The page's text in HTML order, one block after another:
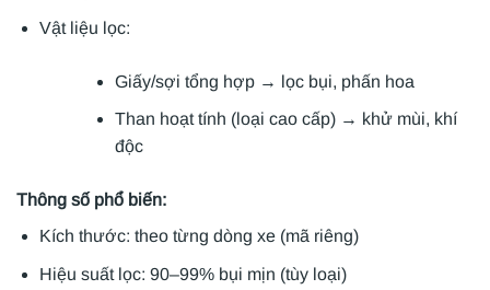
Vật liệu lọc:
Giấy/sợi tổng hợp → lọc bụi, phấn hoa
Than hoạt tính (loại cao cấp) → khử mùi, khí
độc
Thông số phổ biến:
Kích thước: theo từng dòng xe (mã riêng)
Hiệu suất lọc: 90–99% bụi mịn (tùy loại)